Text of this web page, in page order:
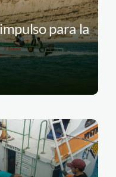
para la